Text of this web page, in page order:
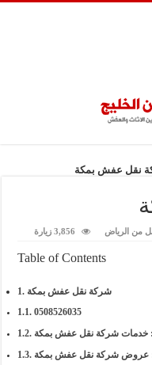
نقل عفش بمكة
من الرياض 3,856 زيارة
Table of Contents
شركة نقل عفش بمكة
0508526035
بمكة :-
:-